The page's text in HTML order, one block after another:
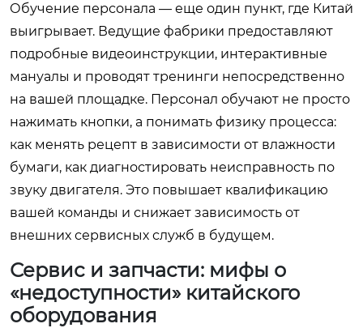
Обучение персонала — еще один пункт, где Китай
выигрывает. Ведущие фабрики предоставляют
подробные видеоинструкции, интерактивные
мануалы и проводят тренинги непосредственно
на вашей площадке. Персонал обучают не просто
нажимать кнопки, а понимать физику процесса:
как менять рецепт в зависимости от влажности
бумаги, как диагностировать неисправность по
звуку двигателя. Это повышает квалификацию
вашей команды и снижает зависимость от
внешних сервисных служб в будущем.
Сервис и запчасти: мифы о
«недоступности» китайского
оборудования